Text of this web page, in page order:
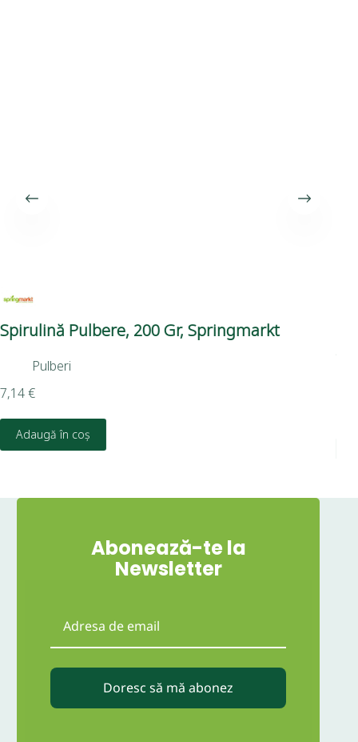
Spirulină Pulbere, 200 Gr, Springmarkt
Pulberi
7,14€
Adaugă în coș
Abonează-te la
Newsletter
Doresc să mă abonez